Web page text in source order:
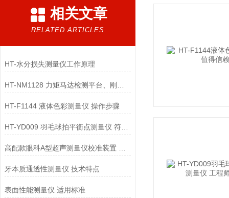
相关文章
RELATED ARTICLES
HT-水分损失测量仪工作原理
HT-F1144 液体色彩测量仪 操作步骤
HT-YD009 羽毛球拍平衡点测量仪 符合认证标准
牙本质通透性测量仪 技术特点
表面性能测量仪 适用标准